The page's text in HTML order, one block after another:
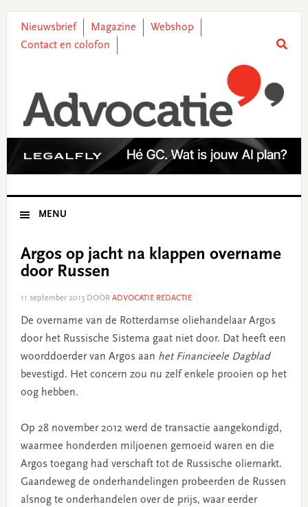
primary
main
primary
footer
Nieuwsbrief Magazine
Webshop
Contact en colofon
MENU
Argos op jacht na klappen overname
door Russen
11 september 2013DOOR ADVOCATIE REDACTIE
De overname van de Rotterdamse oliehandelaar Argos
door het Russische Sistema gaat niet door. Dat heeft een
woorddoerder van Argos aan het Financieele Dagblad
bevestigd. Het concern zou nu zelf enkele prooien op het
oog hebben.
Op 28 november 2012 werd de transactie aangekondigd,
waarmee honderden miljoenen gemoeid waren en die
Argos toegang had verschaft tot de Russische oliemarkt.
Gaandeweg de onderhandelingen probeerden de Russen
alsnog te onderhandelen over de prijs, waar eerder